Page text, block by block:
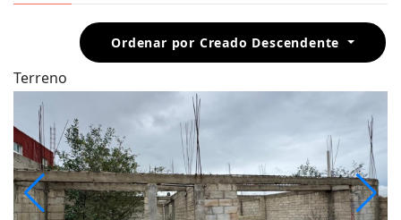
Ordenar por Creado Descendente
Terreno